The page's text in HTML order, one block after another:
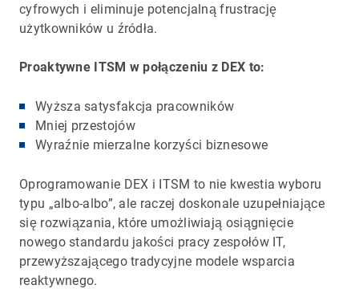
cyfrowych i eliminuje potencjalną frustrację
użytkowników u źródła.
Proaktywne ITSM w połączeniu z DEX to:
Wyższa satysfakcja pracowników
Mniej przestojów
Wyraźnie mierzalne korzyści biznesowe
Oprogramowanie DEX i ITSM to nie kwestia wyboru
typu „albo-albo”, ale raczej doskonale uzupełniające
się rozwiązania, które umożliwiają osiągnięcie
nowego standardu jakości pracy zespołów IT,
przewyższającego tradycyjne modele wsparcia
reaktywnego.